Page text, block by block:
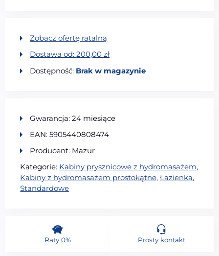
Zobacz ofertę ratalną
Dostawa od:200,00zł
Dostępność: Brak w magazynie
Gwarancja: 24 miesiące
EAN: 5905440808474
Producent: Mazur
Kategorie: Kabiny prysznicowe z hydromasażem,
Kabiny z hydromasażem prostokątne,Łazienka,
Standardowe
Raty 0% Prosty kontakt